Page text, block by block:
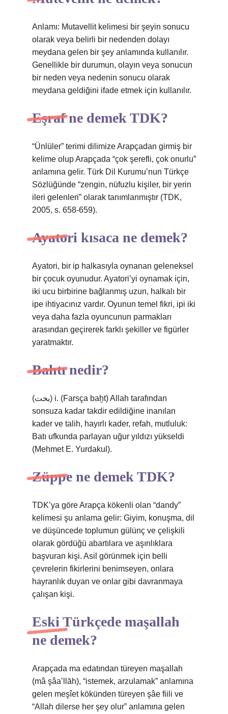
Anlamı: Mutavellit kelimesi bir şeyin sonucu
olarak veya belirli bir nedenden dolayı
meydana gelen bir şey anlamında kullanılır.
Genellikle bir durumun, olayın veya sonucun
bir neden veya nedenin sonucu olarak
meydana geldiğini ifade etmek için kullanılır.
Eşraf ne demek TDK?
“Ünlüler” terimi dilimize Arapçadan girmiş bir
kelime olup Arapçada “çok şerefli, çok onurlu”
anlamına gelir. Türk Dil Kurumu’nun Türkçe
Sözlüğünde “zengin, nüfuzlu kişiler, bir yerin
ileri gelenleri” olarak tanımlanmıştır (TDK,
2005, s. 658-659).
Ayatori kısaca ne demek?
Ayatori, bir ip halkasıyla oynanan geleneksel
bir çocuk oyunudur. Ayatori’yi oynamak için,
iki ucu birbirine bağlanmış uzun, halkalı bir
ipe ihtiyacınız vardır. Oyunun temel fikri, ipi iki
veya daha fazla oyuncunun parmakları
arasından geçirerek farklı şekiller ve figürler
yaratmaktır.
Bahtı nedir?
(ﺑﺨﺖ) i. (Farsça baḫt) Allah tarafından
sonsuza kadar takdir edildiğine inanılan
kader ve talih, hayırlı kader, refah, mutluluk:
Batı ufkunda parlayan uğur yıldızı yükseldi
(Mehmet E. Yurdakul).
Züppe ne demek TDK?
TDK’ya göre Arapça kökenli olan “dandy”
kelimesi şu anlama gelir: Giyim, konuşma, dil
ve düşüncede toplumun gülünç ve çelişkili
olarak gördüğü abartılara ve aşırılıklara
başvuran kişi. Asil görünmek için belli
çevrelerin fikirlerini benimseyen, onlara
hayranlık duyan ve onlar gibi davranmaya
çalışan kişi.
Eski Türkçede maşallah
ne demek?
Arapçada ma edatından türeyen maşallah
(mâ şâa’llāh), “istemek, arzulamak” anlamına
gelen meşîet kökünden türeyen şâe fiili ve
“Allah dilerse her şey olur” anlamına gelen